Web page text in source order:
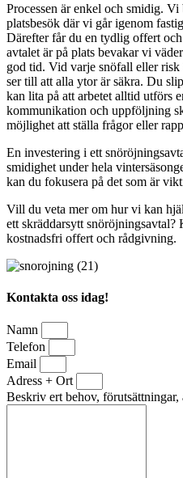
Processen är enkel och smidig.
platsbesök där vi går igenom
Därefter får du en tydlig offert
avtalet är på plats bevakar vi
god tid. Vid varje snöfall eller
ser till att alla ytor är säkra. Du
kan lita på att arbetet alltid utförs
kommunikation och uppföljning
möjlighet att ställa frågor eller
En investering i ett
smidighet under hela
kan du fokusera på det som är
Vill du veta mer om hur vi kan
ett skräddarsytt snöröjningsavtal?
kostnadsfri offert och rådgivning.
Kontakta oss idag!
Namn
Telefon
Email
Adress + Ort
Beskriv ert behov,